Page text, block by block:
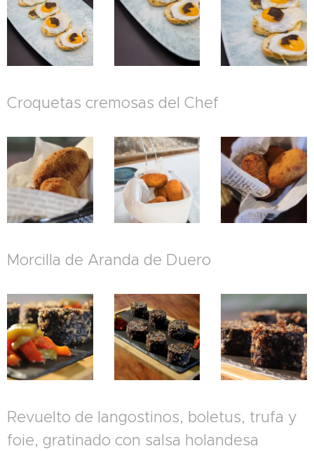
Croquetas cremosas del Chef
Morcilla de Aranda de Duero
Revuelto de langostinos, boletus, trufa y
foie, gratinado con salsa holandesa